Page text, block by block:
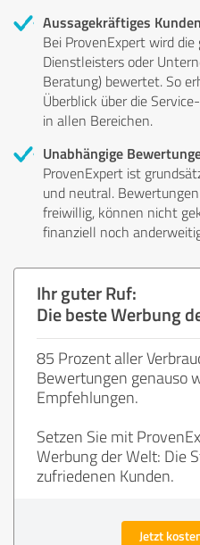
Aussagekräftiges
Bei ProvenExpert wird
Dienstleisters oder
Beratung) bewertet. So
Überblick über die
in allen Bereichen.
Unabhängige
ProvenExpert ist
und neutral.
freiwillig, können nicht
finanziell noch
Ihr guter Ruf:
Die beste Werbung
85 Prozent aller
Bewertungen genauso
Empfehlungen.
Setzen Sie mit
Werbung der Welt: Die
zufriedenen Kunden.
Jetzt